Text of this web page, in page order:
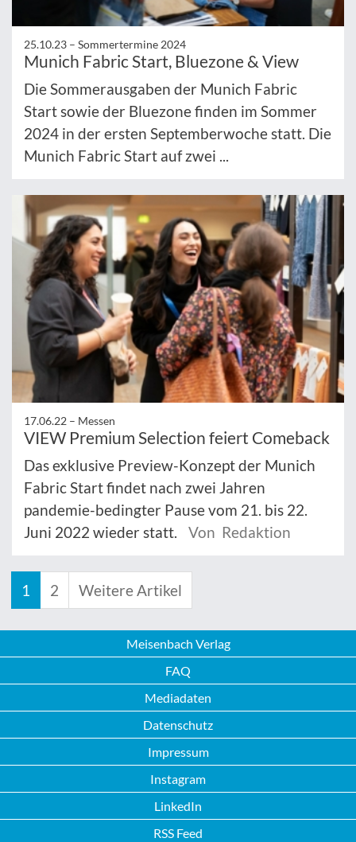
25.10.23 – Sommertermine 2024
Munich Fabric Start, Bluezone & View
Die Sommerausgaben der Munich Fabric
Start sowie der Bluezone finden im Sommer
2024 in der ersten Septemberwoche statt. Die
Munich Fabric Start auf zwei ...
17.06.22 – Messen
VIEW Premium Selection feiert Comeback
Das exklusive Preview-Konzept der Munich
Fabric Start findet nach zwei Jahren
pandemie-bedingter Pause vom 21. bis 22.
Juni 2022 wieder statt.
Von Redaktion
1 2 Weitere Artikel
Meisenbach Verlag
FAQ
Mediadaten
Datenschutz
Impressum
Instagram
LinkedIn
RSS Feed